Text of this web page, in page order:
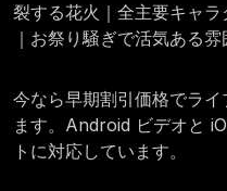
裂する花火｜全主要キャ
｜お祭り騒ぎで活気ある雰
今なら早期割引価格でラ
ます。Android ビデオと
トに対応しています。